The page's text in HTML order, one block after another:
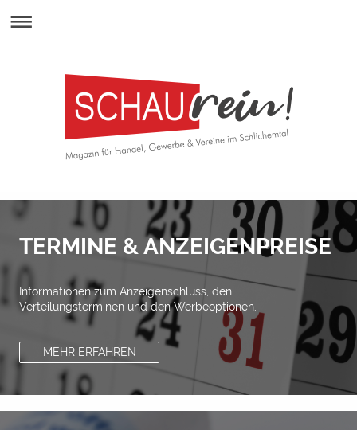
TERMINE & ANZEIGENPREISE
Informationen zum Anzeigenschluss, den
Verteilungsterminen und den Werbeoptionen.
MEHR ERFAHREN